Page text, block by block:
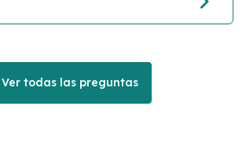
Ver todas las preguntas